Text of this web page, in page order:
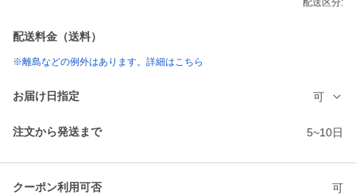
配送区分:
配送料金（送料）
※離島などの例外はあります。詳細はこちら
お届け日指定 可
注文から発送まで 5~10日
クーポン利用可否 可